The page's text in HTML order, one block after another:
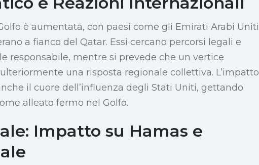
è aumentata, con paesi come gli Emirati Arabi Uniti
a fianco del Qatar. Essi cercano percorsi legali e
responsabile, mentre si prevede che un vertice
una risposta regionale collettiva. L’impatto
il cuore dell’influenza degli Stati Uniti, gettando
alleato fermo nel Golfo.
Impatto su Hamas e